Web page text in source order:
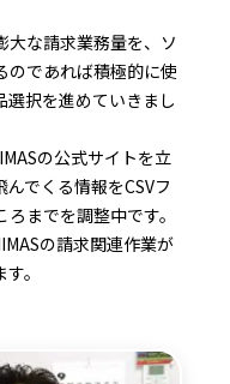
大な請求業務量を、ソ
のであれば積極的に使
選択を進めていきまし
の公式サイトを立
でくる情報をCSVフ
までを調整中です。
の請求関連作業が
。